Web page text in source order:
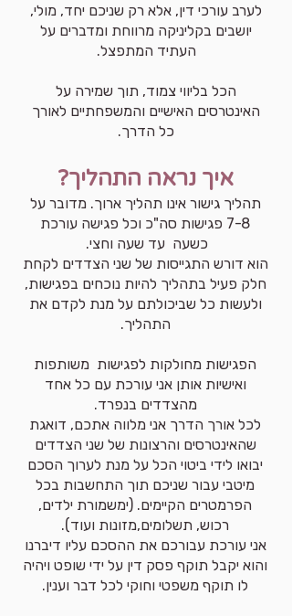
לערב עורכי דין, אלא רק שניכם יחד, מולי,
יושבים בקליניקה מרווחת ומדברים על
העתיד המתפצל.
הכל בליווי צמוד, תוך שמירה על
האינטרסים האישיים והמשפחתיים לאורך
כל הדרך.
איך נראה התהליך?
תהליך גישור אינו תהליך ארוך. מדובר על
7-8 פגישות סה"כ וכל פגישה עורכת
כשעה עד שעה וחצי.
הוא דורש התגייסות של שני הצדדים לקחת
חלק פעיל בתהליך להיות נוכחים בפגישות,
ולעשות כל שביכולתם על מנת לקדם את
התהליך.
הפגישות מחולקות לפגישות משותפות
ואישיות אותן אני עורכת עם כל אחד
מהצדדים בנפרד.
לכל אורך הדרך אני מלווה אתכם, דואגת
שהאינטרסים והרצונות של שני הצדדים
יבואו לידי ביטוי הכל על מנת לערוך הסכם
מיטבי עבור שניכם תוך התחשבות בכל
הפרמטרים הקיימים. (ימשמורת ילדים,
רכוש, תשלומים,מזונות ועוד).
אני עורכת עבורכם את ההסכם עליו דיברנו
והוא יקבל תוקף פסק דין על ידי שופט ויהיה
לו תוקף משפטי וחוקי לכל דבר וענין.